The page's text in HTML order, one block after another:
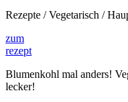
Rezepte / Vegetarisch /
zum
rezept
Blumenkohl mal anders!
lecker!